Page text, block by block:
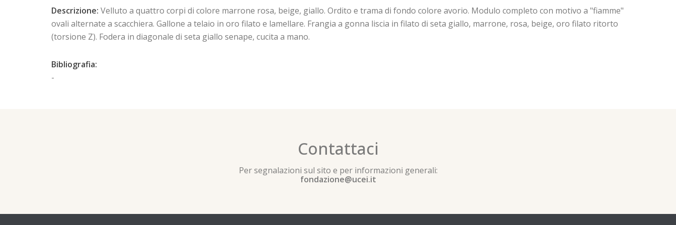
Descrizione: Velluto a quattro corpi di colore marrone rosa, beige, giallo. Ordito e trama di fondo colore avorio. Modulo completo con motivo a "fiamme"
ovali alternate a scacchiera. Gallone a telaio in oro filato e lamellare. Frangia a gonna liscia in filato di seta giallo, marrone, rosa, beige, oro filato ritorto
(torsione Z). Fodera in diagonale di seta giallo senape, cucita a mano.
Bibliografia:
-
Contattaci
Per segnalazioni sul sito e per informazioni generali:
fondazione@ucei.it